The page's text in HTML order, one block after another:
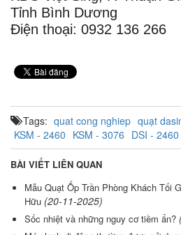
Tỉnh Bình Dương
Điện thoại: 0932 136 266
Tags: quat cong nghiep quạt
KSM - 2460 KSM - 3076 DSI - 2460
BÀI VIẾT LIÊN QUAN
Mẫu Quạt Ốp Trần Phòng Khách Tối
Hữu (20-11-2025)
Sốc nhiệt và những nguy cơ tiềm ẩn?